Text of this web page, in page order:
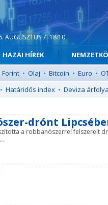
AUGUSZTUS 7. 18:10
HAZAI HÍREK
Forint • Olaj • Bitcoin • Euro •
• Határidős index • Deviza
drónt
a robbanószerrel felszerelt